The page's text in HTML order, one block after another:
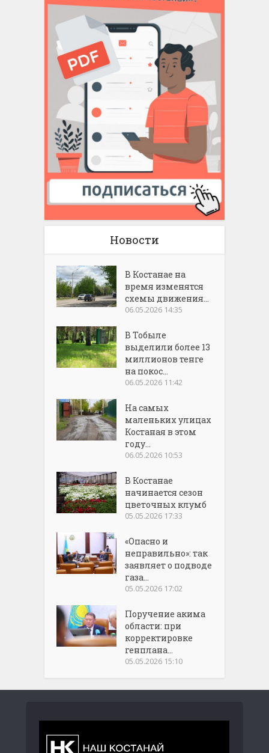
Новости
В Костанае на
время изменятся
схемы движения...
06.05.2026 14:35
В Тобыле
выделили более 13
миллионов тенге
на покос...
06.05.2026 11:42
На самых
маленьких улицах
Костаная в этом
году...
06.05.2026 10:53
В Костанае
начинается сезон
цветочных клумб
05.05.2026 17:33
«Опасно и
неправильно»: так
заявляет о подводе
газа...
05.05.2026 17:02
Поручение акима
области: при
корректировке
генплана...
05.05.2026 15:10